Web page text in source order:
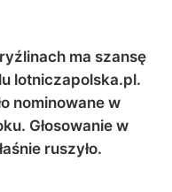
ma szansę
lotniczapolska.pl.
nominowane w
Głosowanie w
ruszyło.